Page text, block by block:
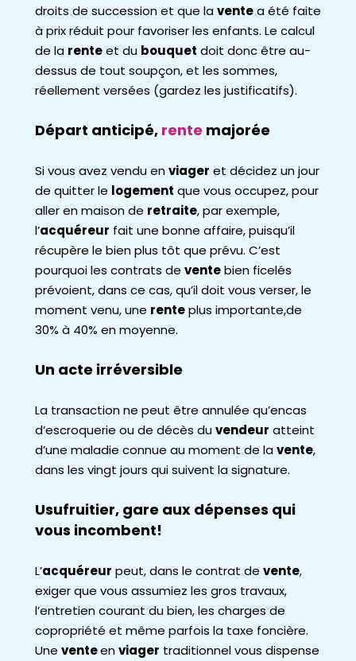
droits de succession et que laventea été faite
à prix réduit pour favoriser les enfants. Le calcul
de la renteet du bouquet doit donc être au-
dessus de tout soupçon, et les sommes,
réellement versées (gardez les justificatifs).
Départ anticipé, rente majorée
Si vous avez vendu enviager et décidez un jour
de quitter le logement que vous occupez, pour
aller en maison de retraite, par exemple,
l’acquéreur fait une bonne affaire, puisqu’il
récupère le bien plus tôt que prévu. C’est
pourquoi les contrats de ventebien ficelés
prévoient, dans ce cas, qu’il doit vous verser, le
moment venu, une renteplus importante,de
30% à 40% en moyenne.
Un acte irréversible
La transaction ne peut être annulée qu’encas
d’escroquerie ou de décès duvendeur atteint
d’une maladie connue au moment de lavente,
dans les vingt jours qui suivent la signature.
Usufruitier, gare aux dépenses qui
vous incombent!
L’acquéreur peut, dans le contrat de vente,
exiger que vous assumiez les gros travaux,
l’entretien courant du bien, les charges de
copropriété et même parfois la taxe foncière.
Une venteenviager traditionnel vous dispense